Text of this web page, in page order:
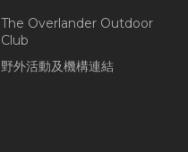
The Overlander Outdoor
Club
野外活動及機構連結